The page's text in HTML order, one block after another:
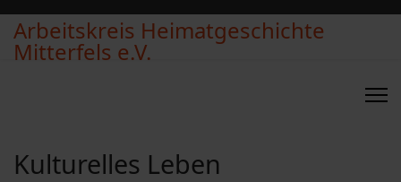
Arbeitskreis Heimatgeschichte
Mitterfels e.V.
Kulturelles Leben